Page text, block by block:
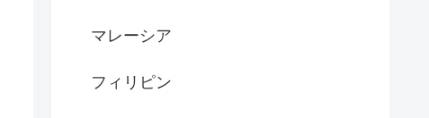
マレーシア
フィリピン